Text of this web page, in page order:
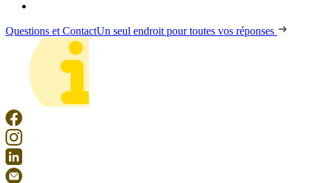
Questions et ContactUn seul endroit pour toutes vos réponses